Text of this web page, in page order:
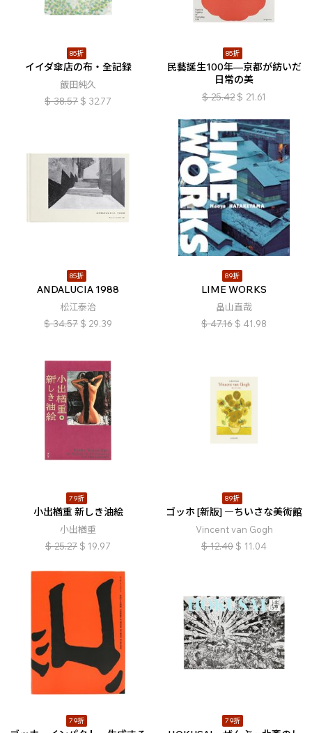
85折
イイダ傘店の布・全記録
飯田純久
$ 38.57 $ 32.77
85折
民藝誕生100年—京都が紡いだ
日常の美
$ 25.42 $ 21.61
85折
ANDALUCIA 1988
松江泰治
$ 34.57 $ 29.39
89折
LIME WORKS
畠山直哉
$ 47.16 $ 41.98
79折
小出楢󠄀重 新しき油絵
小出楢󠄀重
$ 25.27 $ 19.97
89折
ゴッホ [新版] ―ちいさな美術館
Vincent van Gogh
$ 12.40 $ 11.04
79折 79折